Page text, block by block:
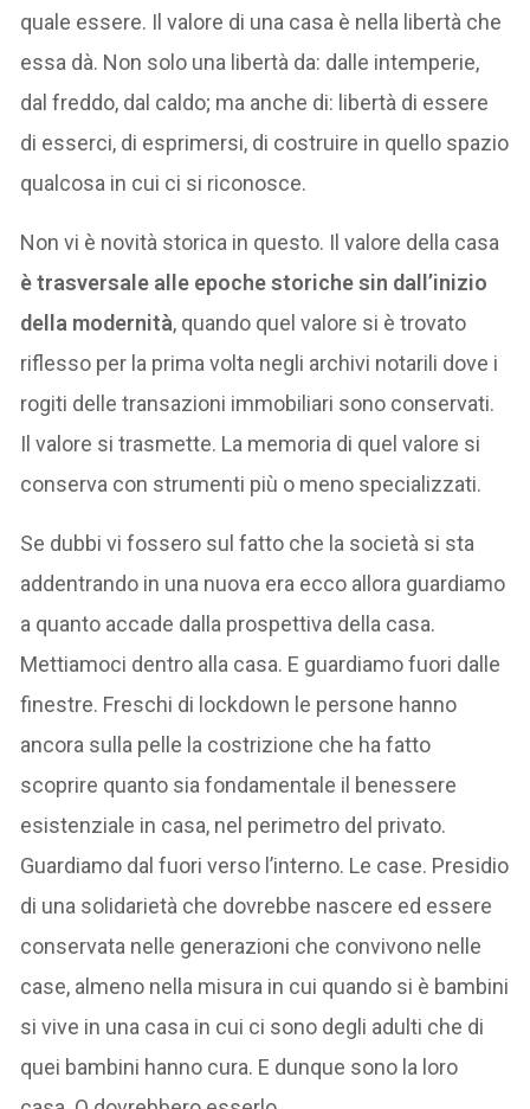
quale essere. Il valore di una casa è nella libertà che
essa dà. Non solo una libertà da: dalle intemperie,
dal freddo, dal caldo; ma anche di: libertà di essere
di esserci, di esprimersi, di costruire in quello spazio
qualcosa in cui ci si riconosce.
Non vi è novità storica in questo. Il valore della casa
è trasversale alle epoche storiche sin dall’inizio
della modernità, quando quel valore si è trovato
riflesso per la prima volta negli archivi notarili dove i
rogiti delle transazioni immobiliari sono conservati.
Il valore si trasmette. La memoria di quel valore si
conserva con strumenti più o meno specializzati.
Se dubbi vi fossero sul fatto che la società si sta
addentrando in una nuova era ecco allora guardiamo
a quanto accade dalla prospettiva della casa.
Mettiamoci dentro alla casa. E guardiamo fuori dalle
finestre. Freschi di lockdown le persone hanno
ancora sulla pelle la costrizione che ha fatto
scoprire quanto sia fondamentale il benessere
esistenziale in casa, nel perimetro del privato.
Guardiamo dal fuori verso l’interno. Le case. Presidio
di una solidarietà che dovrebbe nascere ed essere
conservata nelle generazioni che convivono nelle
case, almeno nella misura in cui quando si è bambini
si vive in una casa in cui ci sono degli adulti che di
quei bambini hanno cura. E dunque sono la loro